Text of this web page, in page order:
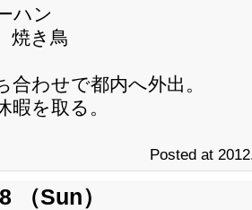
ハン
焼き鳥
合わせで都内へ外出。
暇を取る。
Posted at
（Sun）